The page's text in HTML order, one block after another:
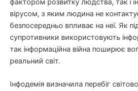
фактором розвитку людства, так і
вірусом, з яким людина не
безпосередньо впливає на неї. Як
супротивники використовують
так інформаційна війна поширює
реальний світ.
Інфодемія визначила перебіг